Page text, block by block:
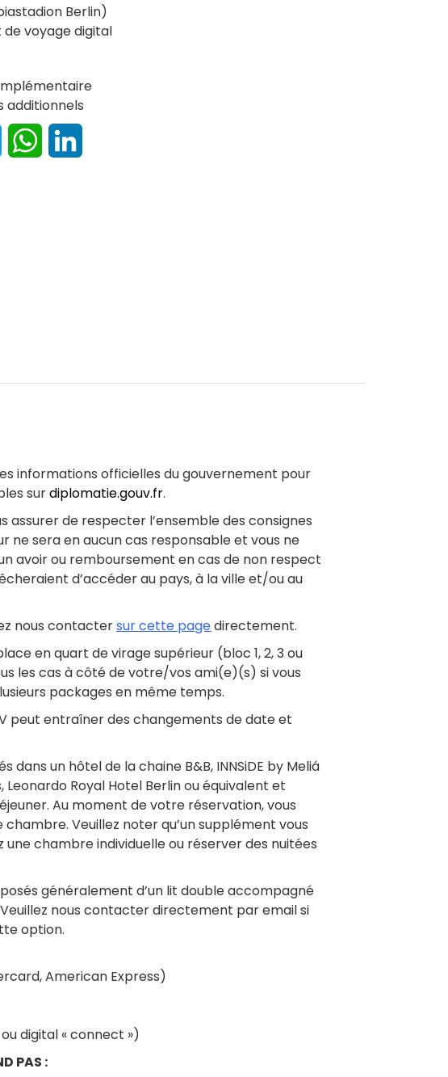
Berlin)
voyage digital
additionnels
Twitter WhatsApp
informations officielles du gouvernement pour
surdiplomatie.gouv.fr.
assurer de respecter l’ensemble des consignes
ne sera en aucun cas responsable et vous ne
avoir ou remboursement en cas de non respect
d’accéder au pays, à la ville et/ou au
nous contactersur cette pagedirectement.
en quart de virage supérieur (bloc 1, 2, 3 ou
les cas à côté de votre/vos ami(e)(s) si vous
packages en même temps.
peut entraîner des changements de date et
dans un hôtel de la chaine B&B, INNSiDE by Meliá
Leonardo Royal Hotel Berlin ou équivalent et
Au moment de votre réservation, vous
Veuillez noter qu’un supplément vous
une chambre individuelle ou réserver des nuitées
généralement d’un lit double accompagné
nous contacter directement par email si
option.
American Express)
digital « connect »)
PAS :